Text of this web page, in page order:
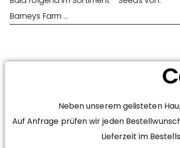
Barneys Farm …
Neben unserem gelisteten
Auf Anfrage prüfen wir jeden
Lieferzeit im